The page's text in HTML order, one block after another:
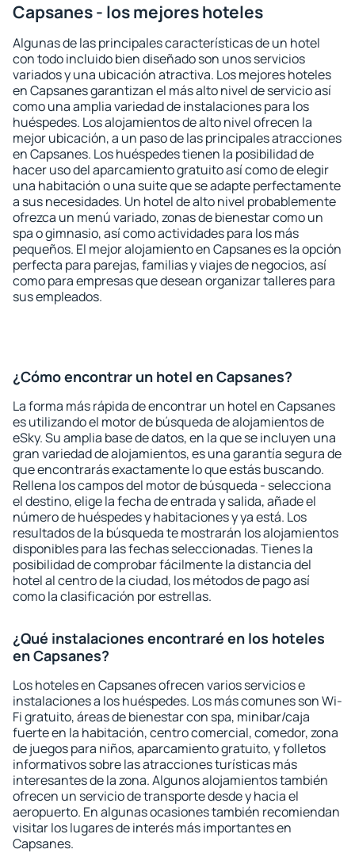
Capsanes - los mejores hoteles
Algunas de las principales características de un hotel
con todo incluido bien diseñado son unos servicios
variados y una ubicación atractiva. Los mejores hoteles
en Capsanes garantizan el más alto nivel de servicio así
como una amplia variedad de instalaciones para los
huéspedes. Los alojamientos de alto nivel ofrecen la
mejor ubicación, a un paso de las principales atracciones
en Capsanes. Los huéspedes tienen la posibilidad de
hacer uso del aparcamiento gratuito así como de elegir
una habitación o una suite que se adapte perfectamente
a sus necesidades. Un hotel de alto nivel probablemente
ofrezca un menú variado, zonas de bienestar como un
spa o gimnasio, así como actividades para los más
pequeños. El mejor alojamiento en Capsanes es la opción
perfecta para parejas, familias y viajes de negocios, así
como para empresas que desean organizar talleres para
sus empleados.
¿Cómo encontrar un hotel en Capsanes?
La forma más rápida de encontrar un hotel en Capsanes
es utilizando el motor de búsqueda de alojamientos de
eSky. Su amplia base de datos, en la que se incluyen una
gran variedad de alojamientos, es una garantía segura de
que encontrarás exactamente lo que estás buscando.
Rellena los campos del motor de búsqueda - selecciona
el destino, elige la fecha de entrada y salida, añade el
número de huéspedes y habitaciones y ya está. Los
resultados de la búsqueda te mostrarán los alojamientos
disponibles para las fechas seleccionadas. Tienes la
posibilidad de comprobar fácilmente la distancia del
hotel al centro de la ciudad, los métodos de pago así
como la clasificación por estrellas.
¿Qué instalaciones encontraré en los hoteles
en Capsanes?
Los hoteles en Capsanes ofrecen varios servicios e
instalaciones a los huéspedes. Los más comunes son Wi-
Fi gratuito, áreas de bienestar con spa, minibar/caja
fuerte en la habitación, centro comercial, comedor, zona
de juegos para niños, aparcamiento gratuito, y folletos
informativos sobre las atracciones turísticas más
interesantes de la zona. Algunos alojamientos también
ofrecen un servicio de transporte desde y hacia el
aeropuerto. En algunas ocasiones también recomiendan
visitar los lugares de interés más importantes en
Capsanes.